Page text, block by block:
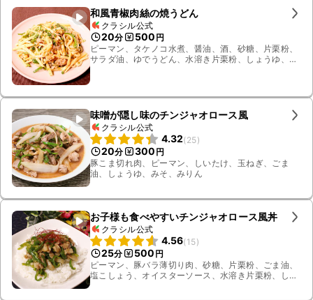
和風青椒肉絲の焼うどん
クラシル公式
20分 500 円
ピーマン、タケノコ水煮、醤油、酒、砂糖、片栗粉、
サラダ油、ゆでうどん、水溶き片栗粉、しょうゆ、す
味噌が隠し味のチンジャオロース風
クラシル公式
4.32(25)
20分 300 円
豚こま切れ肉、ピーマン、しいたけ、玉ねぎ、ごま
油、しょうゆ、みそ、みりん
お子様も食べやすいチンジャオロース風丼
クラシル公式
4.56(15)
25分 500 円
ピーマン、豚バラ薄切り肉、砂糖、片栗粉、ごま油、
塩こしょう、オイスターソース、水溶き片栗粉、しょ